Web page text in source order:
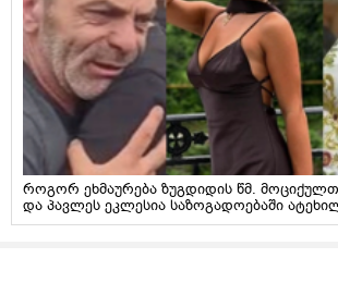
როგორ ეხმაურება ზუგდიდის წმ.
და პავლეს ეკლესია საზოგადოებაში